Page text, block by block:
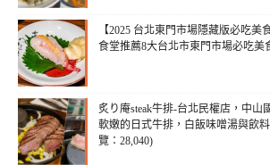
【2025 台北東門市場隱藏版必吃美
食堂推薦8大台北市東門市場必吃美
炙り庵steak牛排-台北民權店，中山
軟嫩的日式牛排，白飯味噌湯與飲
覽：28,040)